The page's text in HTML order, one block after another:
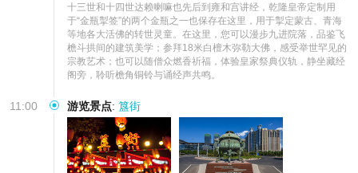
十三世和十四世达赖喇嘛也先后到雍和宫讲经，乾隆皇帝定制用
于“金瓶掣签”的两个金瓶之一也保存在这里，用于掣定蒙古、青海
等地各大活佛的转世灵童。在这里，您可以漫步九进院落，品鉴飞
檐斗拱间的建筑美学；参拜18米白檀木弥勒大佛，感受举世罕见的
宗教艺术；也可以随僧众燃香祈福，体验皇家祭典仪轨，静坐藏经
阁旁，聆听檐角铜铃与诵经声共鸣。
11:00 游览景点: 簋街